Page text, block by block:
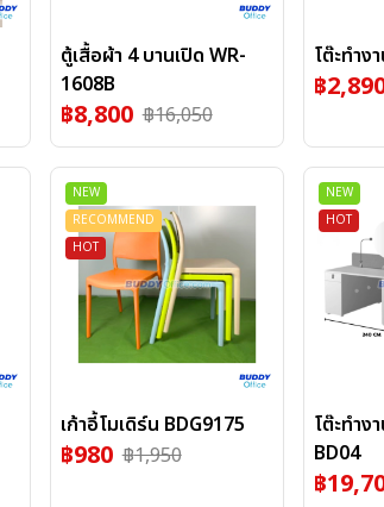
ตู้เสื้อผ้า 4 บานเปิด WR-
1608B
฿8,800 ฿16,050
โต๊ะทำง
฿
NEW
RECOMMEND
HOT
เก้าอี้โมเดิร์น BDG9175
฿980 ฿1,950
NEW
HOT
โต๊ะทำง
BD04
฿